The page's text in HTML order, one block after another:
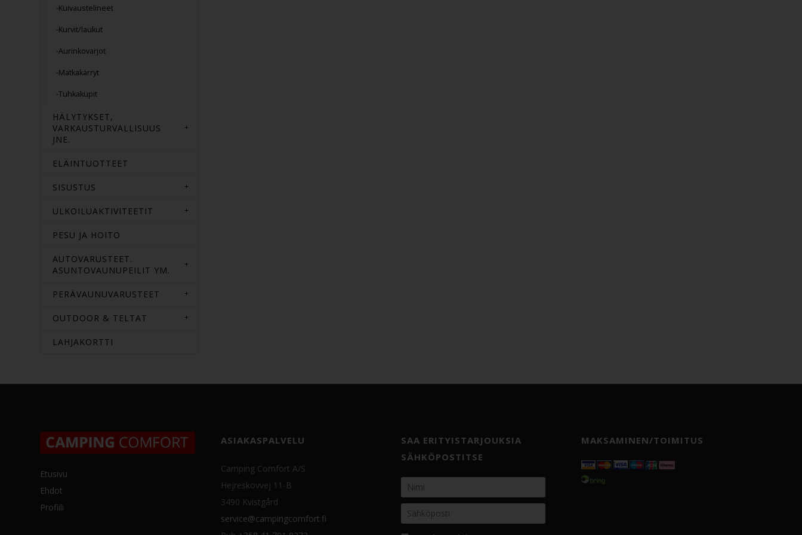
-Kuivaustelineet
-Kurvit/laukut
-Aurinkovarjot
-Matkakärryt
-Tuhkakupit
HÄLYTYKSET,
VARKAUSTURVALLISUUS
JNE.
ELÄINTUOTTEET
SISUSTUS
ULKOILUAKTIVITEETIT
PESU JA HOITO
AUTOVARUSTEET.
ASUNTOVAUNUPEILIT YM.
PERÄVAUNUVARUSTEET
OUTDOOR & TELTAT
LAHJAKORTTI
Etusivu
Ehdot
Profiili
ASIAKASPALVELU
Camping Comfort A/S
Hejreskovvej 11-B
3490 Kvistgård
service@campingcomfort.fi
SAA ERITYISTARJOUKSIA
SÄHKÖPOSTITSE
MAKSAMINEN/TOIMITUS